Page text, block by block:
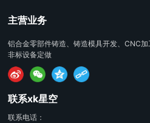
主营业务
铝合金零部件铸造、铸造模具开发、CNC加
非标设备定做
联系xk星空
联系电话：